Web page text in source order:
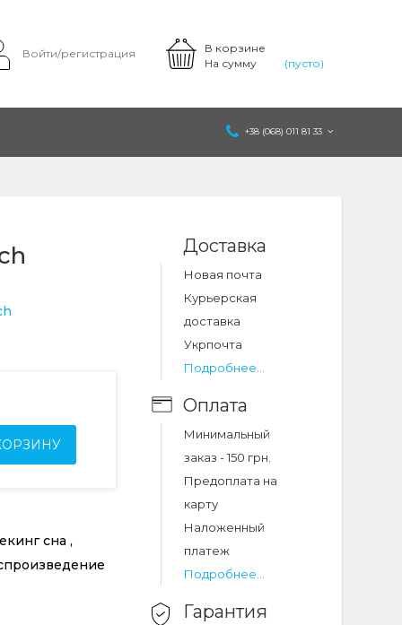
В корзине
На сумму
(пусто)
Войти/регистрация
+38 (068) 011 81 33
сна ,
Доставка
Новая почта
Курьерская
доставка
Укрпочта
Подробнее...
Оплата
Минимальный
заказ - 150 грн.
Предоплата на
карту
Наложенный
платеж
Подробнее...
Гарантия